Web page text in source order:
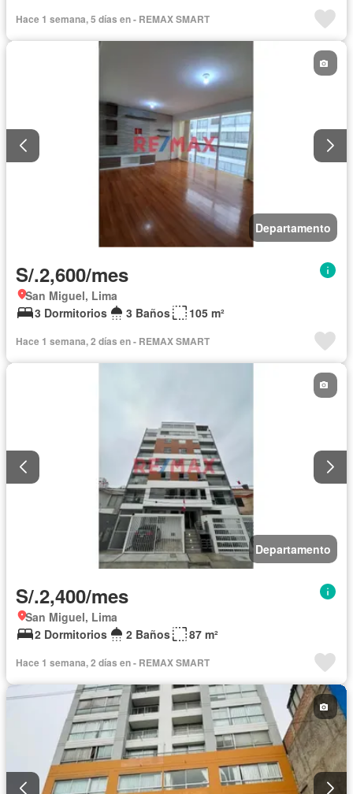
Hace 1 semana, 5 días en - REMAX SMART
Departamento
S/.2,600/mes
San Miguel, Lima
3 Dormitorios
3 Baños 105 m²
Hace 1 semana, 2 días en - REMAX SMART
Departamento
S/.2,400/mes
San Miguel, Lima
2 Dormitorios
2 Baños 87 m²
Hace 1 semana, 2 días en - REMAX SMART